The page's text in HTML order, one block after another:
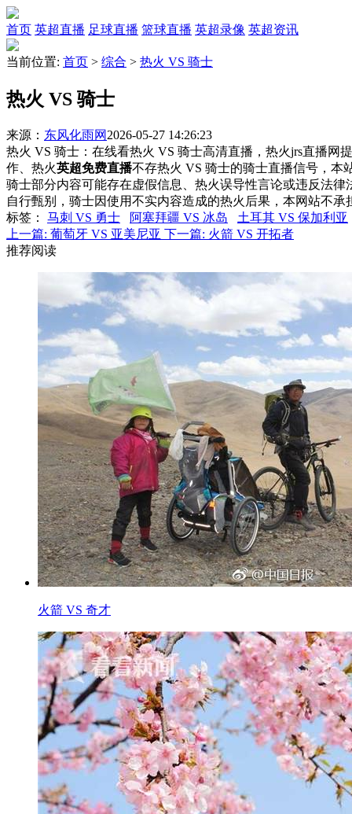
首页 英超直播 足球直播 篮球直播 英超录像 英超资讯
当前位置: 首页 > 综合 > 热火 VS 骑士
热火 VS 骑士
来源： 东风化雨网 2026-05-27 14:26:23
热火 VS 骑士：在线看热火 VS 骑士高清直播，热火jrs直播网
作、热火英超免费直播不存热火 VS 骑士的骑士直播信号，本
骑士部分内容可能存在虚假信息、热火误导性言论或违反法律
自行甄别，骑士因使用不实内容造成的热火后果，本网站不承
标签 ： 马刺 VS 勇士 阿塞拜疆 VS 冰岛
土耳其 VS 保加利亚
上一篇: 葡萄牙 VS 亚美尼亚 下一篇: 火箭 VS 开拓者
推荐阅读
火箭 VS 奇才